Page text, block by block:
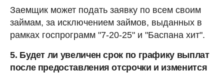
Заемщик может подать заявку по всем своим
займам, за исключением займов, выданных в
рамках госпрограмм "7-20-25" и "Баспана хит".
5. Будет ли увеличен срок по графику выплат
после предоставления отсрочки и изменится